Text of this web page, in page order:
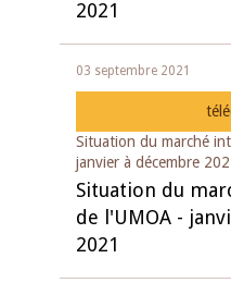
2021
03 septembre 2021
Situation du marché
janvier à décembre
Situation du
de l'UMOA -
2021